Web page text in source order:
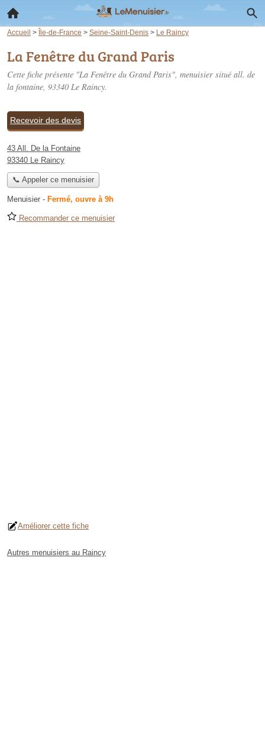
Accueil > Île-de-France > Seine-Saint-Denis > Le Raincy
La Fenêtre du Grand Paris
Cette fiche présente "La Fenêtre du Grand Paris", menuisier situé all. de
la fontaine, 93340 Le Raincy.
Recevoir des devis
43 All. De la Fontaine
93340 Le Raincy
📞 Appeler ce menuisier
Menuisier - Fermé, ouvre à 9h
Recommander ce menuisier
Améliorer cette fiche
Autres menuisiers au Raincy